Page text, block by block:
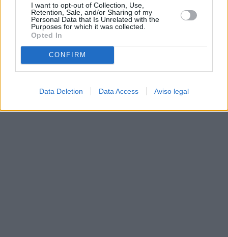
I want to opt-out of Collection, Use,
Retention, Sale, and/or Sharing of my
Personal Data that Is Unrelated with the
Purposes for which it was collected.
Opted In
CONFIRM
Data Deletion Data Access Aviso legal